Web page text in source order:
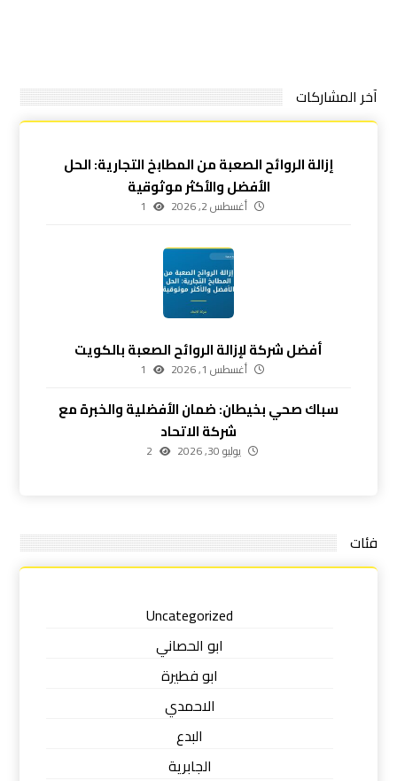
آخر المشاركات
إزالة الروائح الصعبة من المطابخ التجارية: الحل
الأفضل والأكثر موثوقية
أغسطس 2, 2026 1
أفضل شركة لإزالة الروائح الصعبة بالكويت
أغسطس 1, 2026 1
سباك صحي بخيطان: ضمان الأفضلية والخبرة مع
شركة الاتحاد
يوليو 30, 2026 2
فئات
Uncategorized
ابو الحصاني
ابو فطيرة
الاحمدي
البدع
الجابرية